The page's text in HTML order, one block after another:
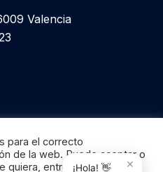
Valencia
para el correcto
de la web. Puede aceptar o
quiera, entre en¡Hola! 👋 ×